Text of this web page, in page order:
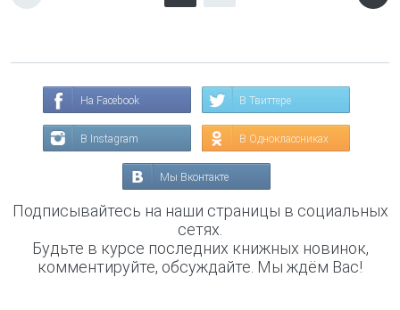
На Facebook В Твиттере
В Instagram В Одноклассниках
Мы Вконтакте
Подписывайтесь на наши страницы в социальных
сетях.
Будьте в курсе последних книжных новинок,
комментируйте, обсуждайте. Мы ждём Вас!